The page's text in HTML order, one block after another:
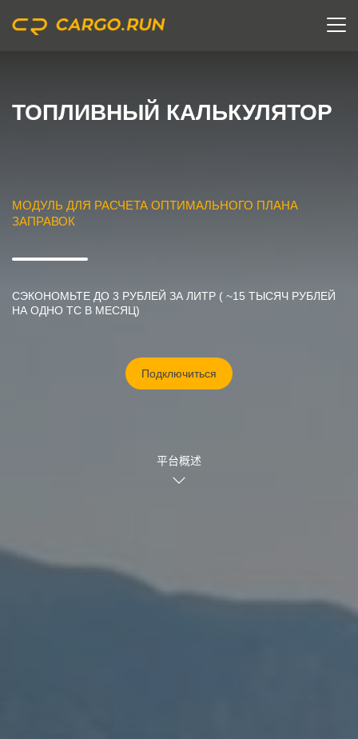
ТОПЛИВНЫЙ КАЛЬКУЛЯТОР
МОДУЛЬ ДЛЯ РАСЧЕТА ОПТИМАЛЬНОГО ПЛАНА
ЗАПРАВОК
СЭКОНОМЬТЕ ДО 3 РУБЛЕЙ ЗА ЛИТР ( ~15 ТЫСЯЧ РУБЛЕЙ
НА ОДНО ТС В МЕСЯЦ)
Подключиться
平台概述